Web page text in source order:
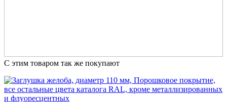
С этим товаром так же покупают